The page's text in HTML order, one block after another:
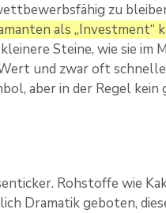
zu
als
Steine, wie sie im
und zwar oft
aber in der Regel
Rohstoffe wie
Dramatik geboten,